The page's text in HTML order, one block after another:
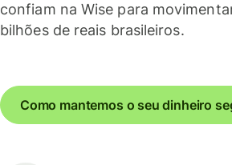
confiam na Wise para
bilhões de reais brasileiros.
Como mantemos o seu dinheiro